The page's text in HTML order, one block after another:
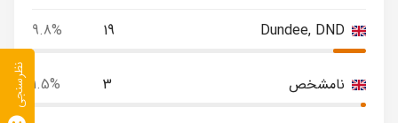
Dundee, DND
19
9.8%
نامشخص 3
1.5% نظرسنجی